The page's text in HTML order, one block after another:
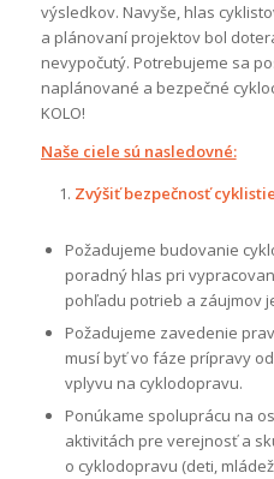
výsledkov. Navyše, hlas
a plánovaní projektov bol
nevypočutý. Potrebujeme sa
naplánované a bezpečné
KOLO!
Naše ciele sú nasledovné:
Zvýšiť bezpečnosť
Požadujeme budovanie
poradný hlas pri
pohľadu potrieb a záujmov
Požadujeme zavedenie
musí byť vo fáze prípravy
vplyvu na cyklodopravu.
Ponúkame spoluprácu na
aktivitách pre verejnosť a
o cyklodopravu (deti,